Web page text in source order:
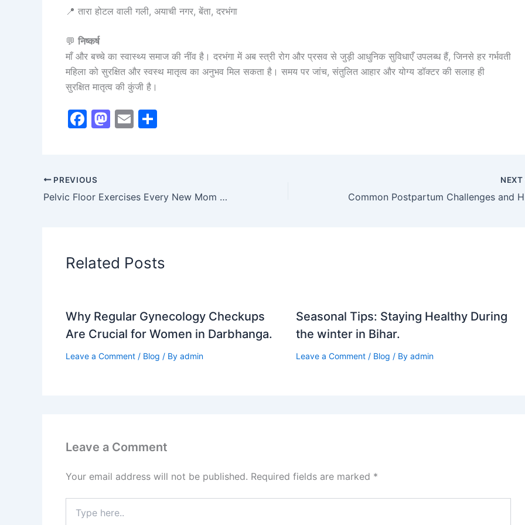
📍 तारा होटल वाली गली, अयाची नगर, बेंता, दरभंगा
💬 निष्कर्ष
माँ और बच्चे का स्वास्थ्य समाज की नींव है। दरभंगा में अब स्त्री रोग और प्रसव से जुड़ी आधुनिक सुविधाएँ उपलब्ध हैं, जिनसे हर गर्भवती
महिला को सुरक्षित और स्वस्थ मातृत्व का अनुभव मिल सकता है। समय पर जांच, संतुलित आहार और योग्य डॉक्टर की सलाह ही
सुरक्षित मातृत्व की कुंजी है।
F
e
b
M
d
E
PREVIOUS
Pelvic Floor Exercises Every New Mom Should Know.
NEXT
Related Posts
Why Regular Gynecology Checkups
Are Crucial for Women in Darbhanga.
Leave a Comment / Blog / By admin
Seasonal Tips: Staying Healthy During
the winter in Bihar.
Leave a Comment / Blog / By admin
Leave a Comment
Your email address will not be published. Required fields are marked *
here..